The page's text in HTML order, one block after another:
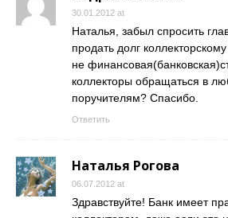
30.01.2012 at
Наталья, забыл спросить
продать долг
не
коллекторы обращаться в
поручителям? Спасибо.
Ответить
Наталья Рогова
06.07.2012 at
Здравствуйте! Банк имеет